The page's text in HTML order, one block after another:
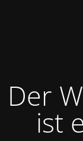
Der
ist